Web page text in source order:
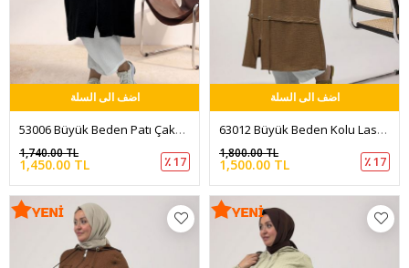
اضف الى السلة
53006 Büyük Beden Patı Çakma Düğme Detaylı Kap - Siyah
1,450.00 TL
1,740.00 TL
٪ 17
اضف الى السلة
63012 Büyük Beden Kolu Lastikli Kapüşonlu Melanj Keten Kap - Taba
1,500.00 TL
1,800.00 TL
٪ 17